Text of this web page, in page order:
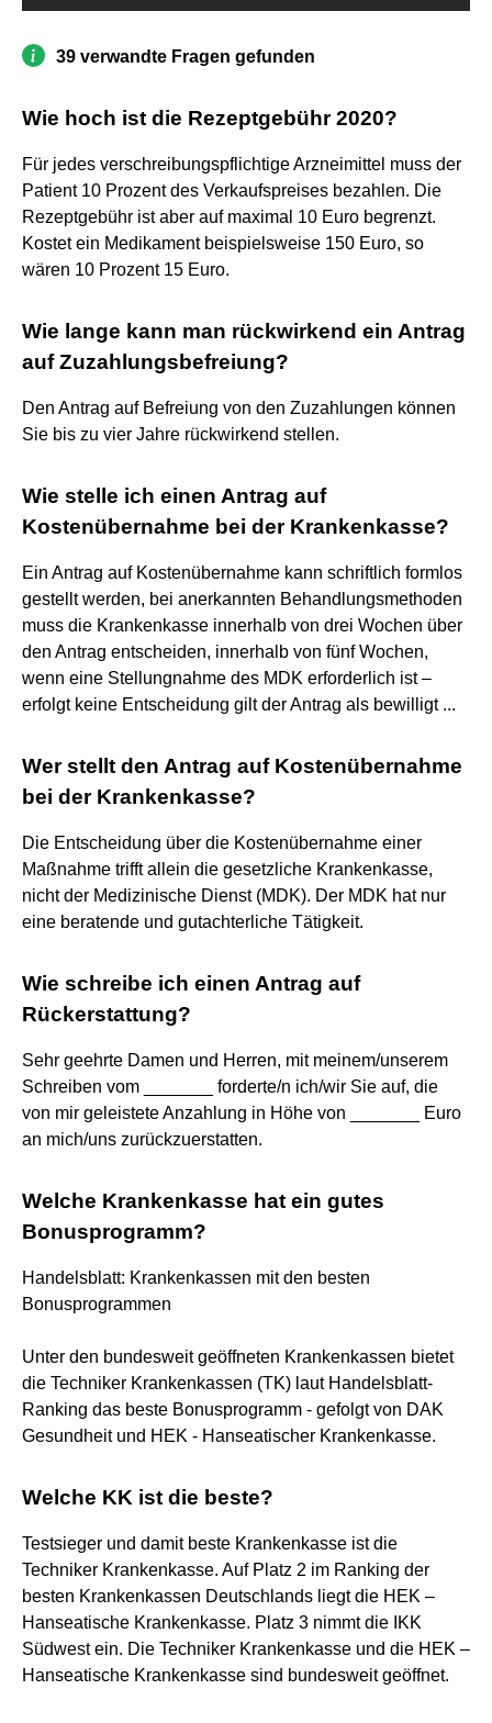
39 verwandte Fragen gefunden
Wie hoch ist die Rezeptgebühr 2020?
Für jedes verschreibungspflichtige Arzneimittel muss der
Patient 10 Prozent des Verkaufspreises bezahlen. Die
Rezeptgebühr ist aber auf maximal 10 Euro begrenzt.
Kostet ein Medikament beispielsweise 150 Euro, so
wären 10 Prozent 15 Euro.
Wie lange kann man rückwirkend ein Antrag
auf Zuzahlungsbefreiung?
Den Antrag auf Befreiung von den Zuzahlungen können
Sie bis zu vier Jahre rückwirkend stellen.
Wie stelle ich einen Antrag auf
Kostenübernahme bei der Krankenkasse?
Ein Antrag auf Kostenübernahme kann schriftlich formlos
gestellt werden, bei anerkannten Behandlungsmethoden
muss die Krankenkasse innerhalb von drei Wochen über
den Antrag entscheiden, innerhalb von fünf Wochen,
wenn eine Stellungnahme des MDK erforderlich ist –
erfolgt keine Entscheidung gilt der Antrag als bewilligt ...
Wer stellt den Antrag auf Kostenübernahme
bei der Krankenkasse?
Die Entscheidung über die Kostenübernahme einer
Maßnahme trifft allein die gesetzliche Krankenkasse,
nicht der Medizinische Dienst (MDK). Der MDK hat nur
eine beratende und gutachterliche Tätigkeit.
Wie schreibe ich einen Antrag auf
Rückerstattung?
Sehr geehrte Damen und Herren, mit meinem/unserem
Schreiben vom _______ forderte/n ich/wir Sie auf, die
von mir geleistete Anzahlung in Höhe von _______ Euro
an mich/uns zurückzuerstatten.
Welche Krankenkasse hat ein gutes
Bonusprogramm?
Handelsblatt: Krankenkassen mit den besten
Bonusprogrammen
Unter den bundesweit geöffneten Krankenkassen bietet
die Techniker Krankenkassen (TK) laut Handelsblatt-
Ranking das beste Bonusprogramm - gefolgt von DAK
Gesundheit und HEK - Hanseatischer Krankenkasse.
Welche KK ist die beste?
Testsieger und damit beste Krankenkasse ist die
Techniker Krankenkasse. Auf Platz 2 im Ranking der
besten Krankenkassen Deutschlands liegt die HEK –
Hanseatische Krankenkasse. Platz 3 nimmt die IKK
Südwest ein. Die Techniker Krankenkasse und die HEK –
Hanseatische Krankenkasse sind bundesweit geöffnet.